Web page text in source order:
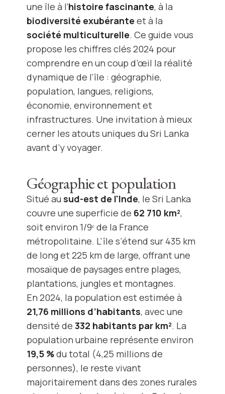
une île à l’histoire fascinante, à la
biodiversité exubérante et à la
société multiculturelle. Ce guide vous
propose les chiffres clés 2024 pour
comprendre en un coup d’œil la réalité
dynamique de l’île : géographie,
population, langues, religions,
économie, environnement et
infrastructures. Une invitation à mieux
cerner les atouts uniques du Sri Lanka
avant d’y voyager.
Géographie et population
Situé au sud-est de l'Inde, le Sri Lanka
couvre une superficie de 62 710 km²,
soit environ 1/9ᵉ de la France
métropolitaine. L'île s’étend sur 435 km
de long et 225 km de large, offrant une
mosaïque de paysages entre plages,
plantations, jungles et montagnes.
En 2024, la population est estimée à
21,76 millions d’habitants, avec une
densité de 332 habitants par km². La
population urbaine représente environ
19,5 %du total (4,25 millions de
personnes), le reste vivant
majoritairement dans des zones rurales